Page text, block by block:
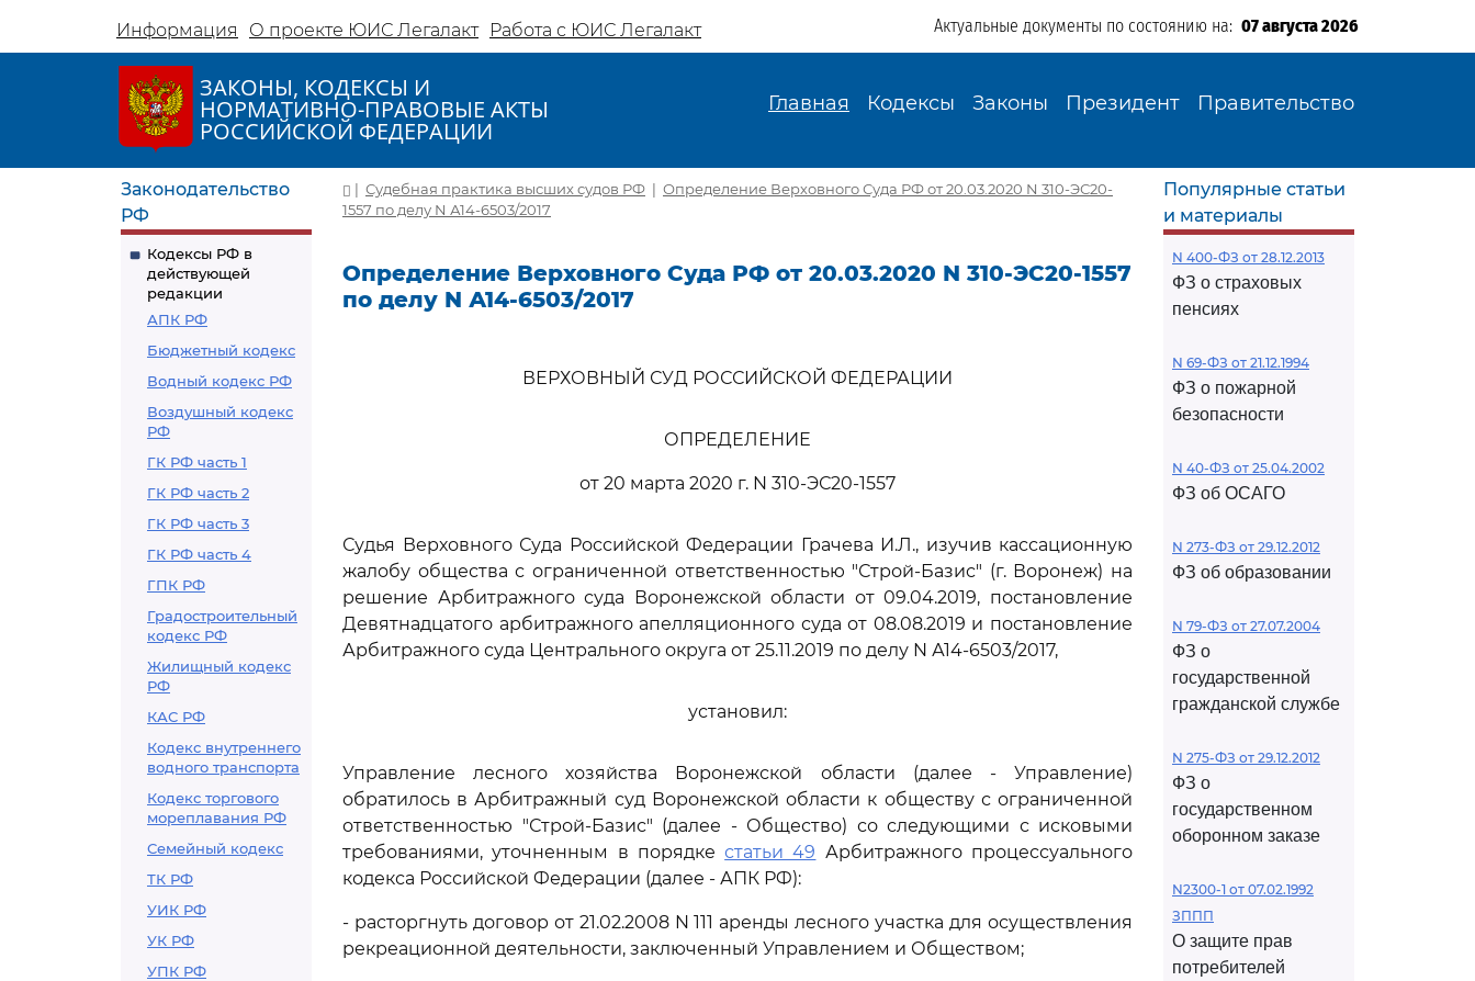
Информация О проекте ЮИС Легалакт Работа с ЮИС Легалакт Актуальные документы по состоянию на: 07 августа 2026
ЗАКОНЫ, КОДЕКСЫ И
НОРМАТИВНО-ПРАВОВЫЕ АКТЫ
РОССИЙСКОЙ ФЕДЕРАЦИИ
Главная Кодексы Законы Президент Правительство
Законодательство
РФ
Кодексы РФ в
действующей
редакции
АПК РФ
Бюджетный кодекс
Водный кодекс РФ
Воздушный кодекс
РФ
ГК РФ часть 1
ГК РФ часть 2
ГК РФ часть 3
ГК РФ часть 4
ГПК РФ
Градостроительный
кодекс РФ
Жилищный кодекс
РФ
КАС РФ
Кодекс внутреннего
водного транспорта
Кодекс торгового
мореплавания РФ
Семейный кодекс
ТК РФ
УИК РФ
УК РФ
УПК РФ
| Судебная практика высших судов РФ | Определение Верховного Суда РФ от 20.03.2020 N 310-ЭС20-
1557 по делу N А14-6503/2017
Определение Верховного Суда РФ от 20.03.2020 N 310-ЭС20-1557
по делу N А14-6503/2017
ВЕРХОВНЫЙ СУД РОССИЙСКОЙ ФЕДЕРАЦИИ
ОПРЕДЕЛЕНИЕ
от 20 марта 2020 г. N 310-ЭС20-1557
Судья Верховного Суда Российской Федерации Грачева И.Л., изучив кассационную
жалобу общества с ограниченной ответственностью "Строй-Базис" (г. Воронеж) на
решение Арбитражного суда Воронежской области от 09.04.2019, постановление
Девятнадцатого арбитражного апелляционного суда от 08.08.2019 и постановление
Арбитражного суда Центрального округа от 25.11.2019 по делу N А14-6503/2017,
установил:
Управление лесного хозяйства Воронежской области (далее - Управление)
обратилось в Арбитражный суд Воронежской области к обществу с ограниченной
ответственностью "Строй-Базис" (далее - Общество) со следующими с исковыми
требованиями, уточненным в порядкестатьи 49 Арбитражного процессуального
кодекса Российской Федерации (далее - АПК РФ):
- расторгнуть договор от 21.02.2008 N 111 аренды лесного участка для осуществления
рекреационной деятельности, заключенный Управлением и Обществом;
Популярные статьи
и материалы
N 400-ФЗ от 28.12.2013
ФЗ о страховых
пенсиях
N 69-ФЗ от 21.12.1994
ФЗ о пожарной
безопасности
N 40-ФЗ от 25.04.2002
ФЗ об ОСАГО
N 273-ФЗ от 29.12.2012
ФЗ об образовании
N 79-ФЗ от 27.07.2004
ФЗ о
государственной
гражданской службе
N 275-ФЗ от 29.12.2012
ФЗ о
государственном
оборонном заказе
N2300-1 от 07.02.1992
ЗППП
О защите прав
потребителей